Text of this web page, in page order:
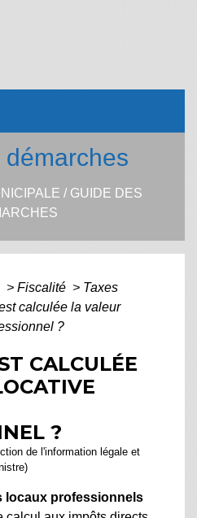
/ GUIDE DES
> Fiscalité > Taxes
calculée la valeur
?
CALCULÉE
?
de l'information légale et
locaux professionnels